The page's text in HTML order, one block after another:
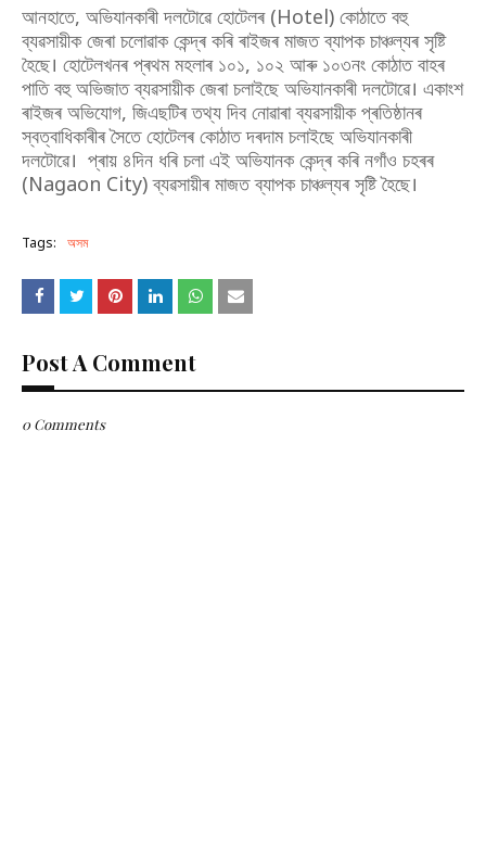
আনহাতে, অভিযানকাৰী দলটোৱে হোটেলৰ (Hotel) কোঠাতে বহু
ব্যৱসায়ীক জেৰা চলোৱাক কেন্দ্ৰ কৰি ৰাইজৰ মাজত ব্যাপক চাঞ্চল্যৰ সৃষ্টি
হৈছে। হোটেলখনৰ প্ৰথম মহলাৰ ১০১, ১০২ আৰু ১০৩নং কোঠাত বাহৰ
পাতি বহু অভিজাত ব্যৱসায়ীক জেৰা চলাইছে অভিযানকাৰী দলটোৱে। একাংশ
ৰাইজৰ অভিযোগ, জিএছটিৰ তথ্য দিব নোৱাৰা ব্যৱসায়ীক প্ৰতিষ্ঠানৰ
স্বত্বাধিকাৰীৰ সৈতে হোটেলৰ কোঠাত দৰদাম চলাইছে অভিযানকাৰী
দলটোৱে। প্ৰায় ৪দিন ধৰি চলা এই অভিযানক কেন্দ্ৰ কৰি নগাঁও চহৰৰ
(Nagaon City) ব্যৱসায়ীৰ মাজত ব্যাপক চাঞ্চল্যৰ সৃষ্টি হৈছে।
Tags: অসম
Post A Comment
0 Comments